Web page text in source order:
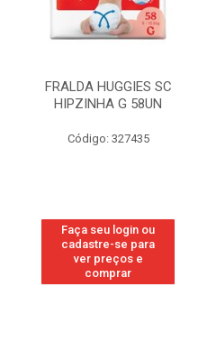
FRALDA HUGGIES SC
HIPZINHA G 58UN
Código: 327435
Faça seu login ou
cadastre-se para
ver preços e
comprar